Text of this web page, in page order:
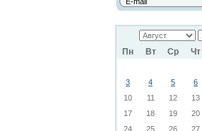
Пн Вт Ср Чт
3
4 5 6
10
11 12 13
17
18 19 20
24
25 26 27